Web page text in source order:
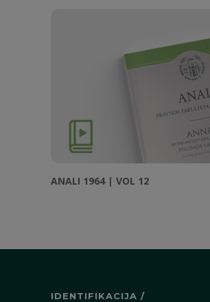
ANALI 1964 | VOL 12
IDENTIFIKACIJA /